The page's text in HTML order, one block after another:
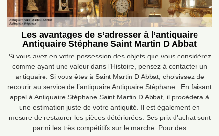
Les avantages de s’adresser à l’antiquaire
Antiquaire Stéphane Saint Martin D Abbat
Si vous avez en votre possession des objets que vous considérez
comme ayant une valeur dans l’Histoire, pensez à contacter un
antiquaire. Si vous êtes à Saint Martin D Abbat, choisissez de
recourir au service de l’antiquaire Antiquaire Stéphane . En faisant
appel à Antiquaire Stéphane Saint Martin D Abbat, il procédera à
une estimation juste de votre antiquité. Il est également en
mesure de restaurer les pièces détériorées. Ses prix d’achat sont
parmi les très compétitifs sur le marché. Pour des